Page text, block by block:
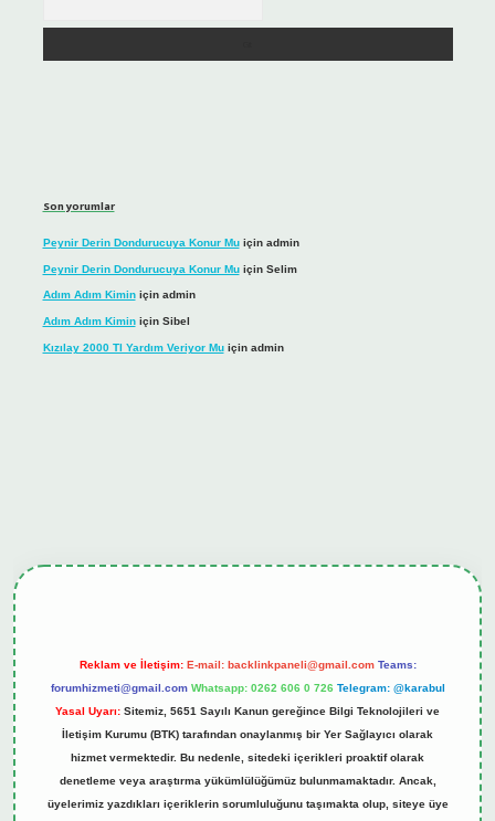
Son yorumlar
Peynir Derin Dondurucuya Konur Muiçin admin
Peynir Derin Dondurucuya Konur Muiçin Selim
Adım Adım Kiminiçin admin
Adım Adım Kiminiçin Sibel
Kızılay 2000 Tl Yardım Veriyor Muiçin admin
Reklam ve İletişim: E-mail: backlinkpaneli@gmail.com Teams:
forumhizmeti@gmail.com Whatsapp: 0262 606 0 726 Telegram: @karabul
Yasal Uyarı: Sitemiz, 5651 Sayılı Kanun gereğince Bilgi Teknolojileri ve
İletişim Kurumu (BTK) tarafından onaylanmış bir Yer Sağlayıcı olarak
hizmet vermektedir. Bu nedenle, sitedeki içerikleri proaktif olarak
denetleme veya araştırma yükümlülüğümüz bulunmamaktadır. Ancak,
üyelerimiz yazdıkları içeriklerin sorumluluğunu taşımakta olup, siteye üye